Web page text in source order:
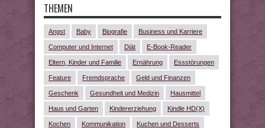
THEMEN
Angst Baby Biografie Business und Karriere
Computer und Internet Diät E-Book-Reader
Eltern, Kinder und Familie Ernährung Essstörungen
Feature Fremdsprache Geld und Finanzen
Geschenk Gesundheit und Medizin Hausmittel
Haus und Garten Kindererziehung Kindle HD(X)
Kochen Kommunikation Kuchen und Desserts